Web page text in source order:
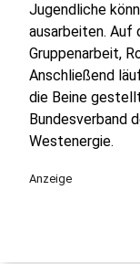
Jugendliche
ausarbeiten. Auf
Gruppenarbeit,
Anschließend
die Beine
Bundesverband
Westenergie.
Anzeige